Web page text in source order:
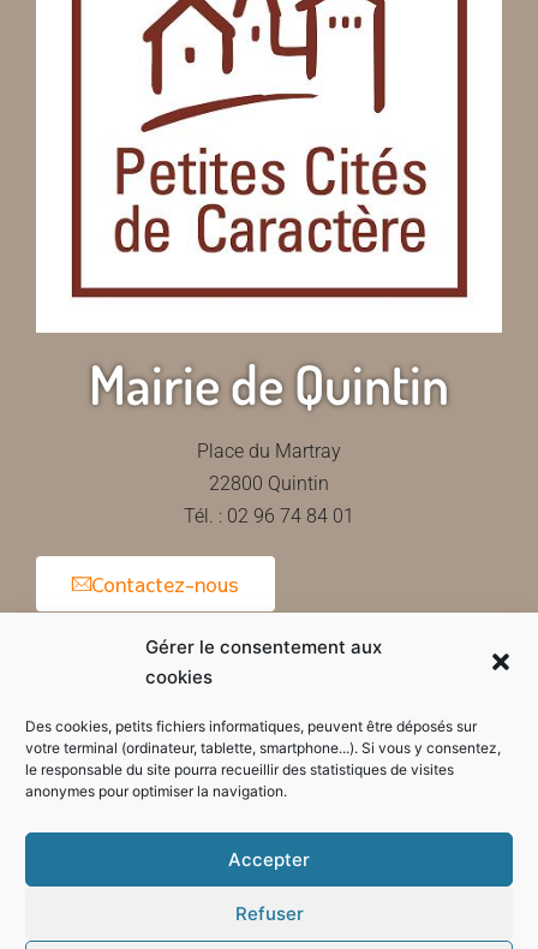
Gérer le consentement aux
cookies
Des cookies, petits fichiers informatiques, peuvent être déposés sur
votre terminal (ordinateur, tablette, smartphone...). Si vous y consentez,
le responsable du site pourra recueillir des statistiques de visites
anonymes pour optimiser la navigation.
Accepter
Refuser
Mairie de Quintin
Place du Martray
22800 Quintin
Tél. : 02 96 74 84 01
Contactez-nous
Horaires d'ouverture de la mairie